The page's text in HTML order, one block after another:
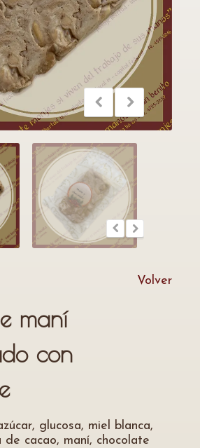
Volver
maní
con
glucosa, miel blanca,
de cacao, maní, chocolate